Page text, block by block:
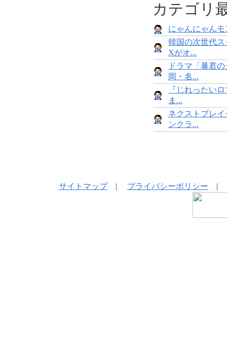
カテゴリ
にゃんにゃん
韓国の次世代
Xがオ...
ドラマ「暴君
岡・名...
『じれったい
ま...
ネクストブレ
ンクラ...
サイトマップ| プライバシーポリシー